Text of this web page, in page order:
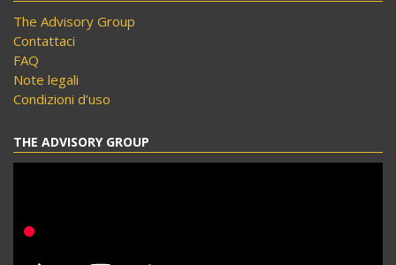
The Advisory Group
Contattaci
FAQ
Note legali
Condizioni d’uso
THE ADVISORY GROUP